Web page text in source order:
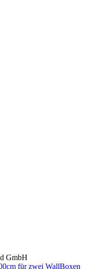
GmbH
für zwei WallBoxen